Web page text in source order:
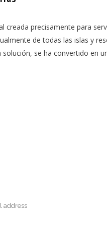
creada precisamente para
de todas las islas y
se ha convertido en